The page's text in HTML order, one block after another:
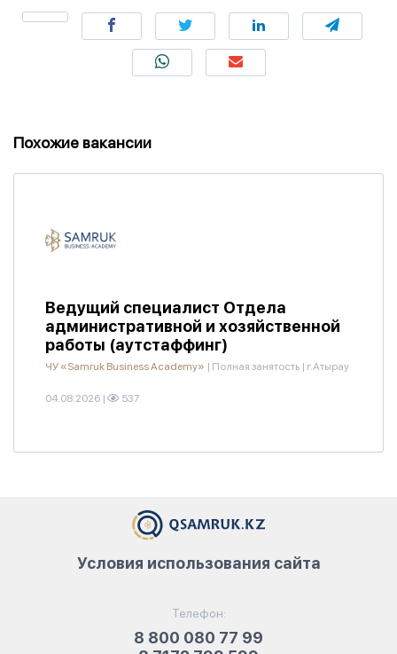
Похожие вакансии
Ведущий специалист Отдела
административной и хозяйственной
работы (аутстаффинг)
ЧУ «Samruk Business Academy» | Полная занятость | г.Атырау
04.08.2026 | 537
Телефон:
8 800 080 77 99
Условия использования сайта